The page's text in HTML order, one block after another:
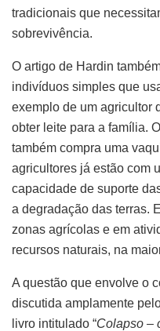
tradicionais que
sobrevivência.
O artigo de Hardin
indivíduos simples que
exemplo de um agricultor
obter leite para a família.
também compra uma
agricultores já estão com
capacidade de suporte
a degradação das terras.
zonas agrícolas e em
recursos naturais, na
A questão que envolve o
discutida amplamente
livro intitulado “Colapso –